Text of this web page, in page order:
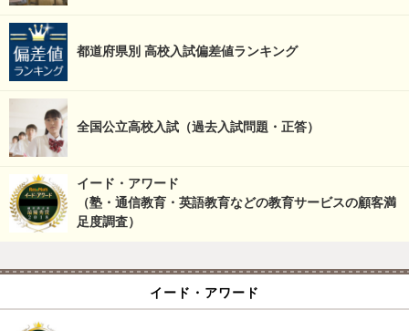
都道府県別 高校入試偏差値ランキング
全国公立高校入試（過去入試問題・正答）
イード・アワード
（塾・通信教育・英語教育などの教育サービスの顧客満
足度調査）
イード・アワード